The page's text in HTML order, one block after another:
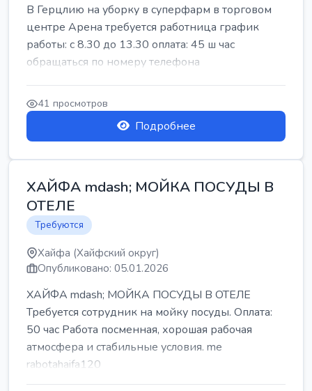
В Герцлию на уборку в суперфарм в торговом
центре Арена требуется работница график
работы: с 8.30 до 13.30 оплата: 45 ш час
обращаться по номеру телефона
41 просмотров
Подробнее
ХАЙФА mdash; МОЙКА ПОСУДЫ В
ОТЕЛЕ
Требуются
Хайфа (Хайфский округ)
Опубликовано: 05.01.2026
ХАЙФА mdash; МОЙКА ПОСУДЫ В ОТЕЛЕ
Требуется сотрудник на мойку посуды. Оплата:
50 час Работа посменная, хорошая рабочая
атмосфера и стабильные условия. me
rabotahaifa120